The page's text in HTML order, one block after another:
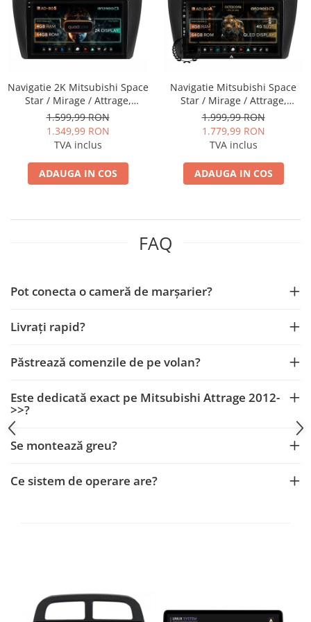
Mitsubishi
Land Rover
Mazda
Isuzu
Iveco
Porsche
Rame adaptoare Mazda
Rame adaptoare Kia
Rame adaptoare Alfa Romeo
Rame adaptoare Nissan
Rame adaptoare Fiat
Rame adaptoare Hyundai
Rame adaptoare Subaru
Rame adaptoare Iveco
Navigatie 2K Mitsubishi Space
Star / Mirage / Attrage,
Android, S-Quadcore / 4GB
RAM + 64GB ROM, 9.5 Inch -
AD-BGS90042K+AD-
BGRKIT267V3
1.599,99 RON
1.349,99 RON
TVA inclus
ADAUGA IN COS
Navigatie Mitsubishi Space
Star / Mirage / Attrage,
Android, A-Octacore / 4GB
RAM + 64GB ROM, 9 Inch -
AD-BGA9004+AD-
BGRKIT267V3
1.999,99 RON
1.779,99 RON
TVA inclus
ADAUGA IN COS
FAQ
Pot conecta o cameră de marșarier?
Livrați rapid?
Păstrează comenzile de pe volan?
Este dedicată exact pe Mitsubishi Attrage 2012-
>>?
Se montează greu?
Ce sistem de operare are?